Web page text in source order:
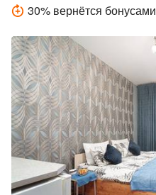
30% вернётся бонусами